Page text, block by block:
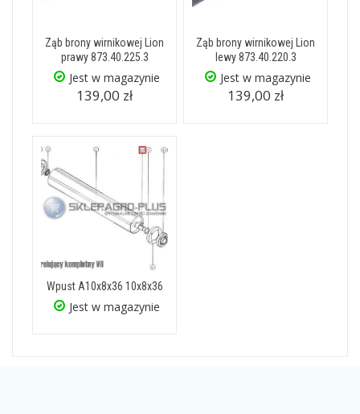
Ząb brony wirnikowej Lion
prawy 873.40.225.3
Jest w magazynie
139,00 zł
Ząb brony wirnikowej Lion
lewy 873.40.220.3
Jest w magazynie
139,00 zł
Wpust A10x8x36 10x8x36
Jest w magazynie